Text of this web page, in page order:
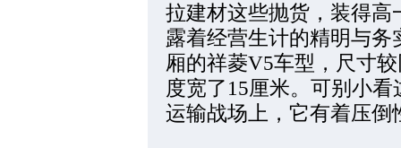
拉建材这些抛货，装得高
露着经营生计的精明与务
厢的祥菱V5车型，尺寸
度宽了15厘米。可别小
运输战场上，它有着压倒